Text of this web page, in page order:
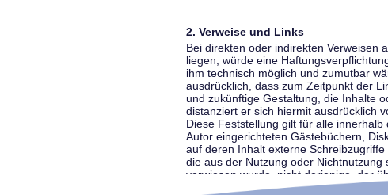
2. Verweise und Links
Bei direkten oder indirekten Verweisen
liegen, würde eine
ihm technisch möglich und zumutbar
ausdrücklich, dass zum Zeitpunkt der
und zukünftige Gestaltung, die Inhalte
distanziert er sich hiermit ausdrücklich
Diese Feststellung gilt für alle
Autor eingerichteten Gästebüchern,
auf deren Inhalt externe
die aus der Nutzung oder
verwiesen wurde, nicht derjenige, der